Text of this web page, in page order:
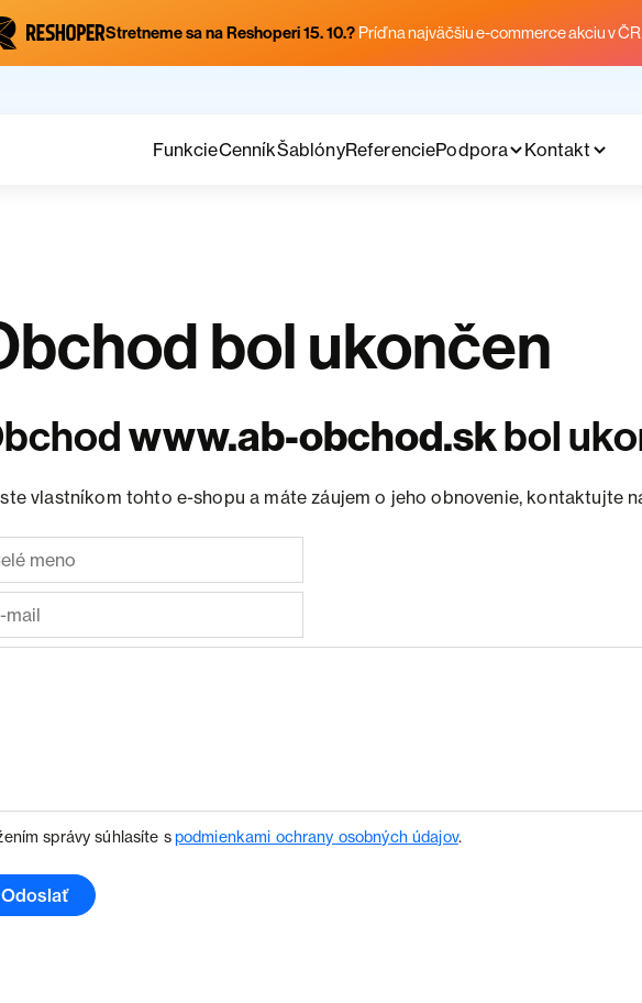
Stretneme sa na Reshoperi 15. 10.? Príď na najväčšiu e-commerce akciu v
FunkcieCenníkŠablónyReferenciePodpora Kontakt
bol ukončen
www.ab-obchod.skbol
vlastníkom tohto e-shopu a máte záujem o jeho obnovenie, kontaktujte
správy súhlasíte spodmienkami ochrany osobných údajov.
Odoslať